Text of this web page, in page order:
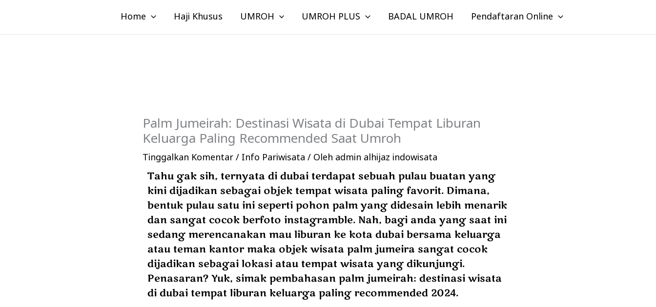
konten
Home Haji Khusus UMROH UMROH PLUS BADAL UMROH Pendaftaran Online
Palm Jumeirah: Destinasi Wisata di Dubai Tempat Liburan
Keluarga Paling Recommended Saat Umroh
Tinggalkan Komentar / Info Pariwisata / Oleh admin alhijaz indowisata
Tahu gak sih, ternyata di dubai terdapat sebuah pulau buatan yang
kini dijadikan sebagai objek tempat wisata paling favorit. Dimana,
bentuk pulau satu ini seperti pohon palm yang didesain lebih menarik
dan sangat cocok berfoto instagramble. Nah, bagi anda yang saat ini
sedang merencanakan mau liburan ke kota dubai bersama keluarga
atau teman kantor maka objek wisata palm jumeira sangat cocok
dijadikan sebagai lokasi atau tempat wisata yang dikunjungi.
Penasaran? Yuk, simak pembahasan palm jumeirah: destinasi wisata
di dubai tempat liburan keluarga paling recommended 2024.